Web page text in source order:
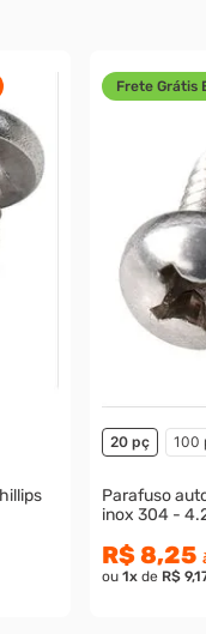
Frete Grátis
20 pç 100
Parafuso
inox 304 -
R$ 8,25
ou 1xde R$